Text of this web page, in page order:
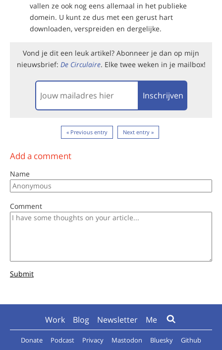
vallen ze ook nog eens allemaal in het publieke
domein. U kunt ze dus met een gerust hart
downloaden, verspreiden en dergelijke.
Vond je dit een leuk artikel? Abonneer je dan op mijn
nieuwsbrief: De Circulaire. Elke twee weken in je mailbox!
Inschrijven
« Previous entry Next entry »
Add a comment
Name
Comment
Submit
Work Blog Newsletter Me
Donate Podcast Privacy Mastodon Bluesky Github